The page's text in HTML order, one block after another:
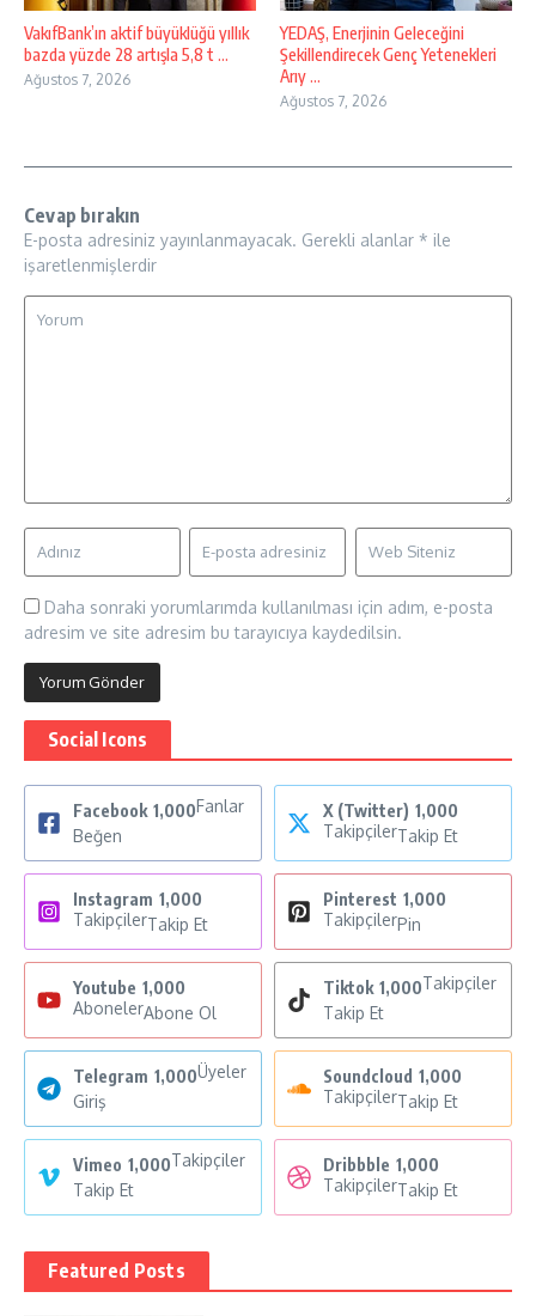
VakıfBank’ın aktif büyüklüğü yıllık
bazda yüzde 28 artışla 5,8 t ...
Ağustos 7, 2026
YEDAŞ, Enerjinin Geleceğini
Şekillendirecek Genç Yetenekleri
Arıy ...
Ağustos 7, 2026
Cevap bırakın
E-posta adresiniz yayınlanmayacak. Gerekli alanlar * ile
işaretlenmişlerdir
Daha sonraki yorumlarımda kullanılması için adım, e-posta
adresim ve site adresim bu tarayıcıya kaydedilsin.
Social Icons
Facebook 1,000Fanlar
Beğen
X (Twitter) 1,000
TakipçilerTakip Et
Instagram 1,000
TakipçilerTakip Et
Pinterest 1,000
TakipçilerPin
Youtube 1,000
AbonelerAbone Ol
Tiktok 1,000Takipçiler
Takip Et
Telegram 1,000Üyeler
Giriş
Soundcloud 1,000
TakipçilerTakip Et
Vimeo 1,000Takipçiler
Takip Et
Dribbble 1,000
TakipçilerTakip Et
Featured Posts